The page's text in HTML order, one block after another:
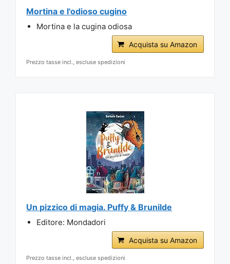
Mortina e l'odioso cugino
Mortina e la cugina odiosa
Acquista su Amazon
Prezzo tasse incl., escluse spedizioni
Un pizzico di magia. Puffy & Brunilde
Editore: Mondadori
Acquista su Amazon
Prezzo tasse incl., escluse spedizioni